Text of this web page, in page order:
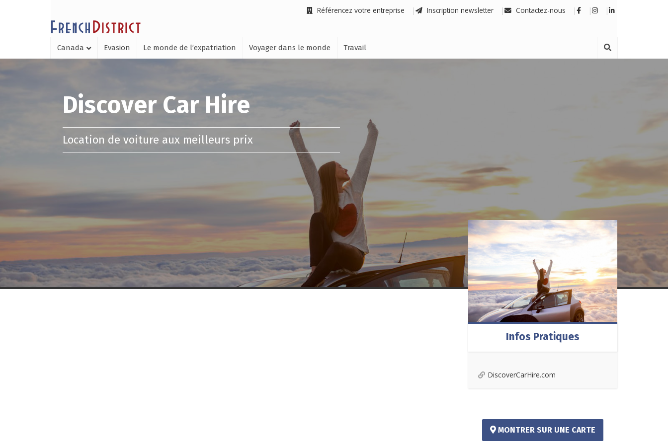
Référencez votre entreprise Inscription newsletter Contactez-nous
Canada Evasion Le monde de l’expatriation Voyager dans le monde Travail
Discover Car Hire
Location de voiture aux meilleurs prix
Infos Pratiques
DiscoverCarHire.com
MONTRER SUR UNE CARTE